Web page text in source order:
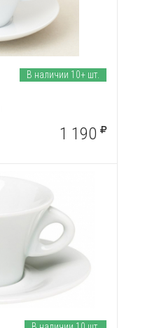
В наличии 10+ шт.
1 190